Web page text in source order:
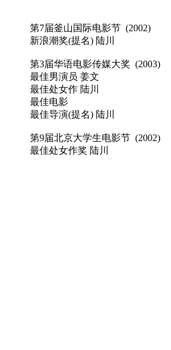
第7届釜山国际电影节 (2002)
新浪潮奖(提名) 陆川
第3届华语电影传媒大奖 (2003)
最佳男演员 姜文
最佳处女作 陆川
最佳电影
最佳导演(提名) 陆川
第9届北京大学生电影节 (2002)
最佳处女作奖 陆川